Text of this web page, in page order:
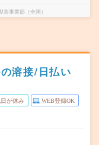
事業部（全国）
溶接/日払い
が休み WEB登録OK